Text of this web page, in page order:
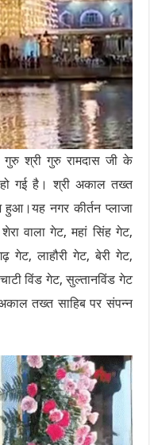
श्री गुरु रामदास जी के
गई है। श्री अकाल तख्त
नगर कीर्तन प्लाजा
वाला गेट, महां सिंह गेट,
गेट, लाहौरी गेट, बेरी गेट,
विंड गेट, सुल्तानविंड गेट
तख्त साहिब पर संपन्न